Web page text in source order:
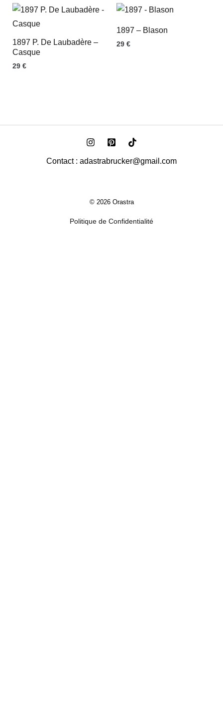
1897 P. De Laubadère –
Casque
29 €
1897 – Blason
29 €
Contact : adastrabrucker@gmail.com
© 2026 Orastra
Politique de Confidentialité